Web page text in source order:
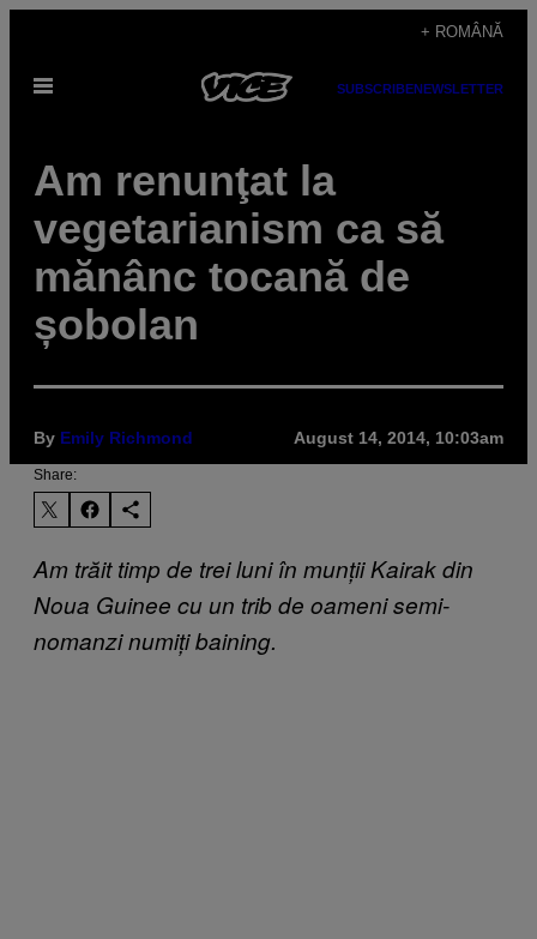
content
+ ROMÂNĂ
Open
SUBSCRIBENEWSLETTER
Am renunţat la
vegetarianism ca să
mănânc tocană de
șobolan
By Emily Richmond August 14, 2014, 10:03am
Share:
Am trăit timp de trei luni în munții Kairak din
Noua Guinee cu un trib de oameni semi-
nomanzi numiți baining.